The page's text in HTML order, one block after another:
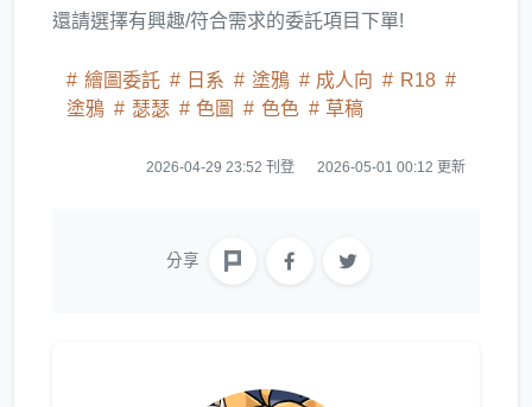
還請選擇有興趣/符合需求的委託項目下單!
繪圖委託 日系 塗鴉 成人向
R18
塗鴉
瑟瑟 色圖 色色 草稿
2026-04-29 23:52 刊登 2026-05-01 00:12 更新
分享